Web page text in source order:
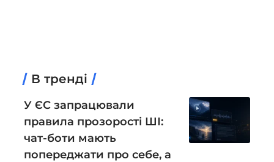
В тренді
У ЄС запрацювали
правила прозорості ШІ:
чат-боти мають
попереджати про себе, а